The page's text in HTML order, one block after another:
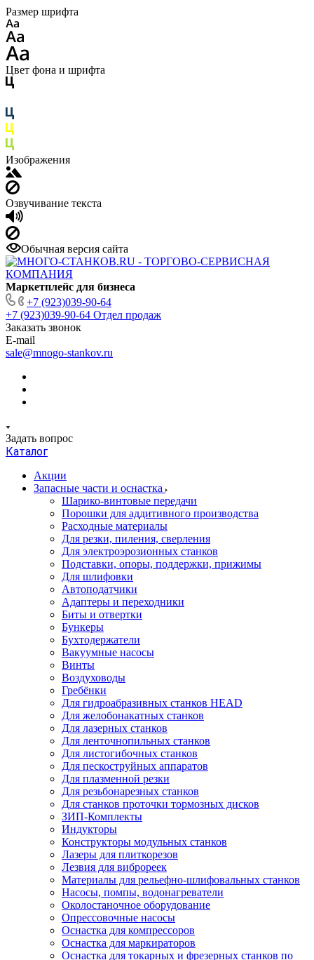
Размер шрифта
Цвет фона и шрифта
Изображения
Озвучивание текста
Обычная версия сайта
Маркетплейс для бизнеса
+7 (923)039-90-64
+7 (923)039-90-64 Отдел продаж
Заказать звонок
E-mail
sale@mnogo-stankov.ru
Задать вопрос
Каталог
Акции
Запасные части и оснастка
Шарико-винтовые передачи
Порошки для аддитивного производства
Расходные материалы
Для резки, пиления, сверления
Для электроэрозионных станков
Подставки, опоры, поддержки, прижимы
Для шлифовки
Автоподатчики
Адаптеры и переходники
Биты и отвертки
Бункеры
Бухтодержатели
Вакуумные насосы
Винты
Воздуховоды
Гребёнки
Для гидроабразивных станков HEAD
Для желобонакатных станков
Для лазерных станков
Для ленточнопильных станков
Для листогибочных станков
Для пескоструйных аппаратов
Для плазменной резки
Для резьбонарезных станков
Для станков проточки тормозных дисков
ЗИП-Комплекты
Индукторы
Конструкторы модульных станков
Лазеры для плиткорезов
Лезвия для виброреек
Материалы для рельефно-шлифовальных станков
Насосы, помпы, водонагреватели
Околостаночное оборудование
Опрессовочные насосы
Оснастка для компрессоров
Оснастка для маркираторов
Оснастка для токарных и фрезерных станков по